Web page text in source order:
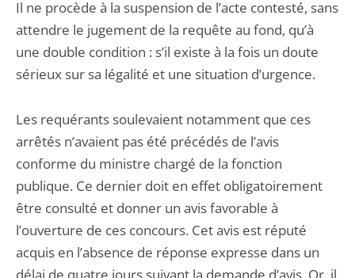
Il ne procède à la suspension de l’acte contesté, sans
attendre le jugement de la requête au fond, qu’à
une double condition : s’il existe à la fois un doute
sérieux sur sa légalité et une situation d’urgence.
Les requérants soulevaient notamment que ces
arrêtés n’avaient pas été précédés de l’avis
conforme du ministre chargé de la fonction
publique. Ce dernier doit en effet obligatoirement
être consulté et donner un avis favorable à
l’ouverture de ces concours. Cet avis est réputé
acquis en l’absence de réponse expresse dans un